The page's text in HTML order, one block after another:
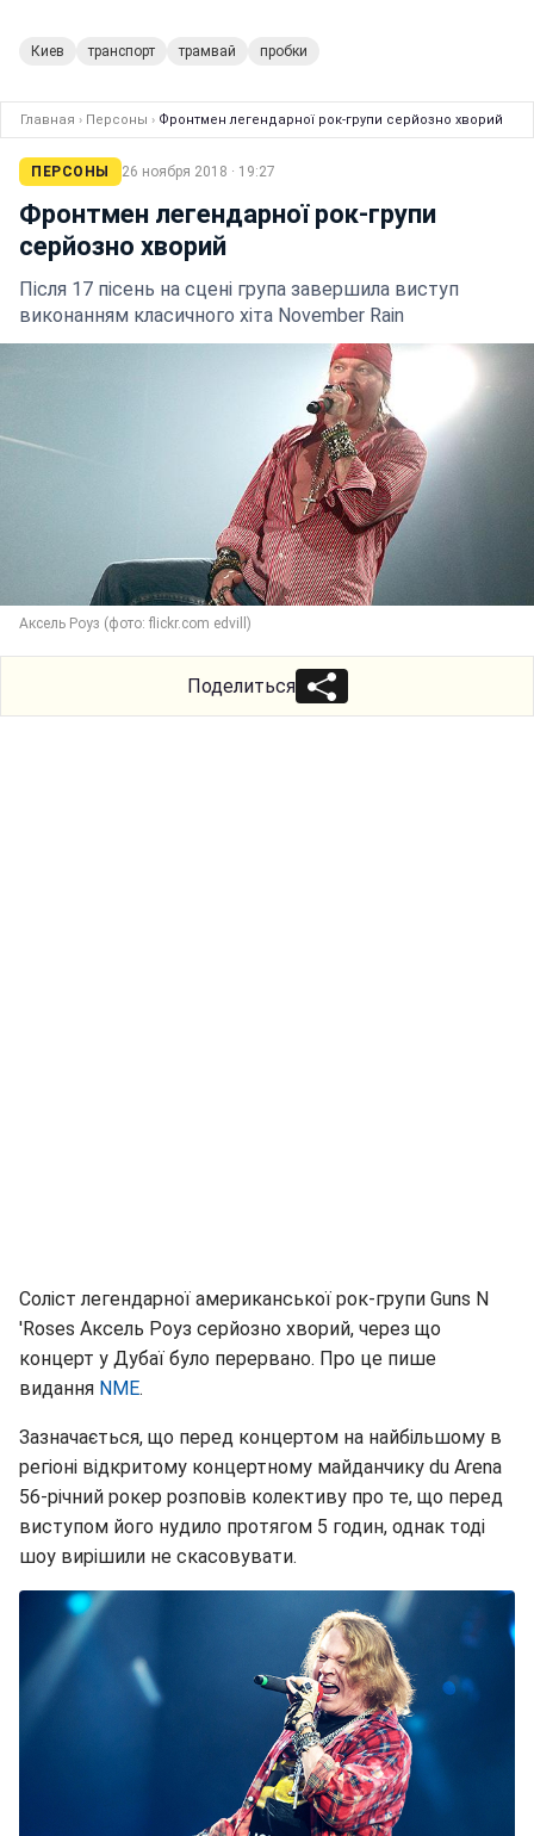
Киев транспорт трамвай пробки
Главная › Персоны › Фронтмен легендарної рок-групи серйозно хворий
ПЕРСОНЫ 26 ноября 2018 · 19:27
Фронтмен легендарної рок-групи
серйозно хворий
Після 17 пісень на сцені група завершила виступ
виконанням класичного хіта November Rain
Аксель Роуз (фото: flickr.com edvill)
Поделиться
Соліст легендарної американської рок-групи Guns N
'Roses Аксель Роуз серйозно хворий, через що
концерт у Дубаї було перервано. Про це пише
видання NME.
Зазначається, що перед концертом на найбільшому в
регіоні відкритому концертному майданчику du Arena
56-річний рокер розповів колективу про те, що перед
виступом його нудило протягом 5 годин, однак тоді
шоу вирішили не скасовувати.